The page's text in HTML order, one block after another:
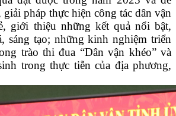
pháp thực hiện công tác dân vận
giới thiệu những kết quả nổi bật,
sáng tạo; những kinh nghiệm triển
trào thi đua “Dân vận khéo” và
trong thực tiễn của địa phương,